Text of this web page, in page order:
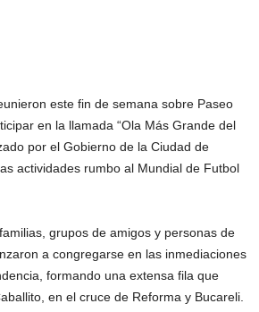
este fin de semana sobre Paseo
en la llamada “Ola Más Grande del
por el Gobierno de la Ciudad de
actividades rumbo al Mundial de Futbol
grupos de amigos y personas de
a congregarse en las inmediaciones
formando una extensa fila que
en el cruce de Reforma y Bucareli.